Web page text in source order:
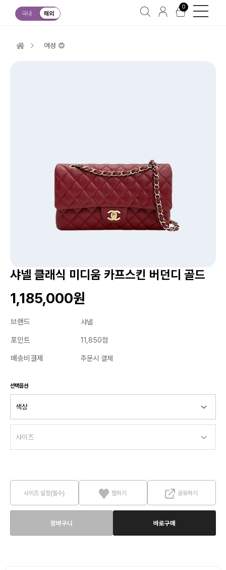
국내 해외
0
여성
샤넬 클래식 미디움 카프스킨 버던디 골드
1,185,000원
브랜드 샤넬
포인트 11,850점
배송비결제 주문시 결제
선택옵션
사이즈 설정(필수) 찜하기 공유하기
장바구니 바로구매